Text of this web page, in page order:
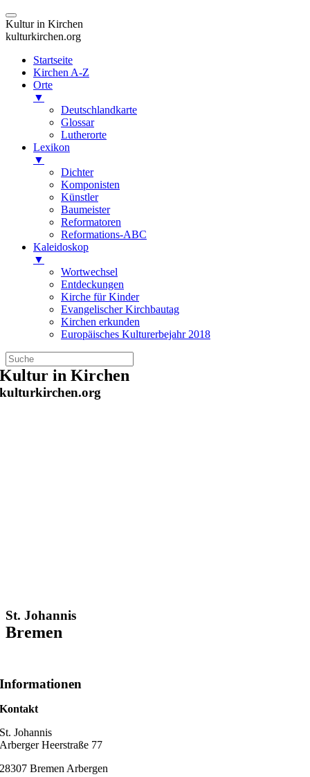
Kultur in Kirchen
kulturkirchen.org
Startseite
Kirchen A-Z
Orte
▼
Deutschlandkarte
Glossar
Lutherorte
Lexikon
▼
Dichter
Komponisten
Künstler
Baumeister
Reformatoren
Reformations-ABC
Kaleidoskop
▼
Wortwechsel
Entdeckungen
Kirche für Kinder
Evangelischer Kirchbautag
Kirchen erkunden
Europäisches Kulturerbejahr 2018
Zum
Inhalt
springen
Kultur in Kirchen
kulturkirchen.org
St. Johannis
Bremen
Informationen
Kontakt
St. Johannis
Arberger Heerstraße 77
28307 Bremen Arbergen